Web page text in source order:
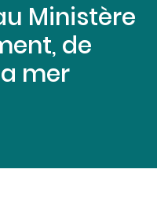
Ministère
de
mer